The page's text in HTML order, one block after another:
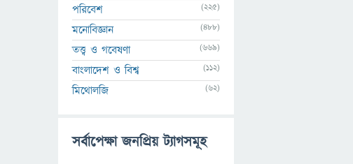
পরিবেশ (225)
মনোবিজ্ঞান (488)
তত্ত্ব ও গবেষণা (669)
বাংলাদেশ ও বিশ্ব (112)
মিথোলজি (62)
সর্বাপেক্ষা জনপ্রিয় ট্যাগসমূহ